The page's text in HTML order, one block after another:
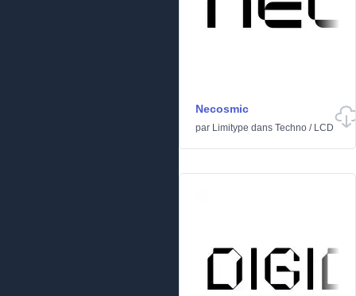
Necosmic
par Limitype dans Techno / LCD